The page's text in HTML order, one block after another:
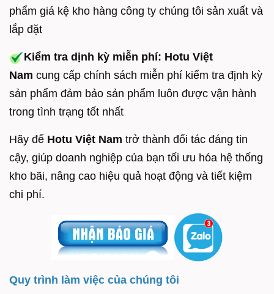
phẩm giá kệ kho hàng công ty chúng tôi sản xuất và
lắp đặt
Kiểm tra dịnh kỳ miễn phí: Hotu Việt
Nam cung cấp chính sách miễn phí kiểm tra định kỳ
sản phẩm đảm bảo sản phẩm luôn được vận hành
trong tình trạng tốt nhất
Hãy để Hotu Việt Nam trở thành đối tác đáng tin
cậy, giúp doanh nghiệp của bạn tối ưu hóa hệ thống
kho bãi, nâng cao hiệu quả hoạt động và tiết kiệm
chi phí.
Quy trình làm việc của chúng tôi